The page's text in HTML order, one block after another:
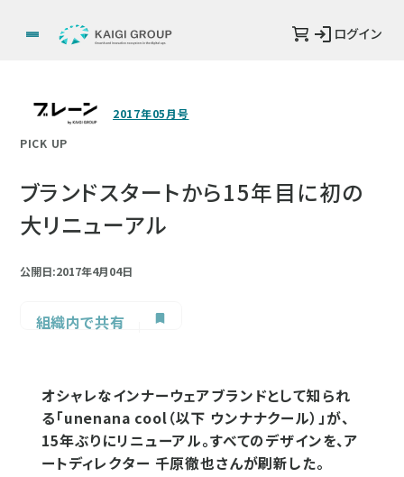
ログイン
2017年05月号
PICK UP
ブランドスタートから15年目に初の
大リニューアル
公開日:2017年4月04日
組織内で共有
オシャレなインナーウェアブランドとして知られ
る「unenana cool（以下 ウンナナクール）」が、
15年ぶりにリニューアル。すべてのデザインを、ア
ートディレクター 千原徹也さんが刷新した。